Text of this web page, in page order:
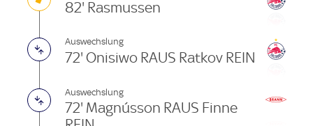
82' Rasmussen
Auswechslung
72' Onisiwo RAUS Ratkov REIN
Auswechslung
72' Magnússon RAUS Finne